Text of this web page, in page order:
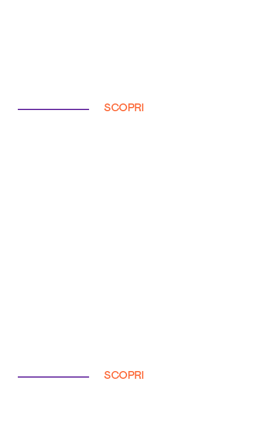
SCOPRI
SCOPRI